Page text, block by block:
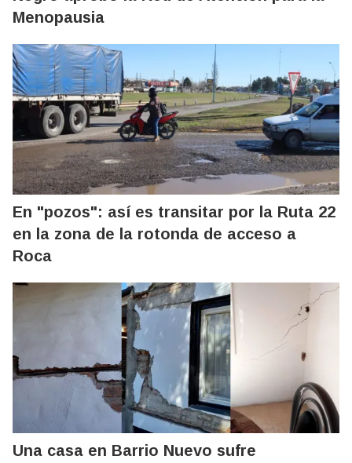
Menopausia
En "pozos": así es transitar por la Ruta 22
en la zona de la rotonda de acceso a
Roca
Una casa en Barrio Nuevo sufre